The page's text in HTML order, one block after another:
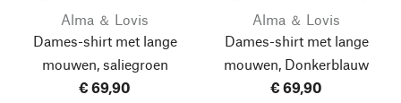
Alma ＆ Lovis
Dames-shirt met lange
mouwen, saliegroen
€ 69,90
Alma ＆ Lovis
Dames-shirt met lange
mouwen, Donkerblauw
€ 69,90